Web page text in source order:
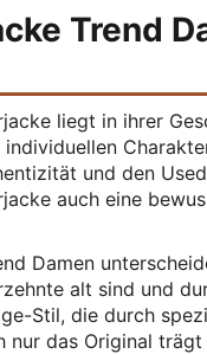
Trend
liegt in ihrer
und den
auch eine
Damen
alt sind und
Stil, die durch
nur das Original